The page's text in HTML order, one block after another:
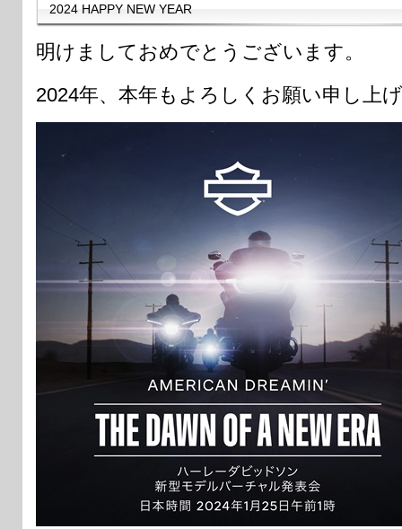
2024 HAPPY NEW YEAR
明けましておめでとうございます。
2024年、本年もよろしくお願い申し上